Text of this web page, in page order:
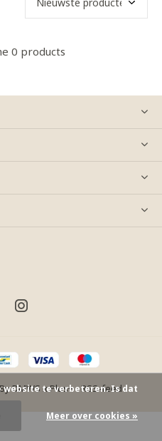
0 products
DMWS xPlus+-RSS-feed
website te verbeteren. Is dat
Meer over cookies »